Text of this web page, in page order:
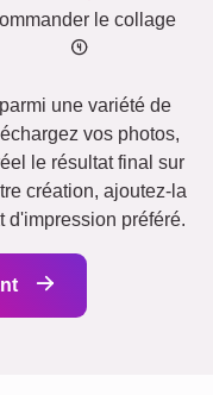
le collage
une variété de
vos photos,
le résultat final sur
création, ajoutez-la
d'impression préféré.